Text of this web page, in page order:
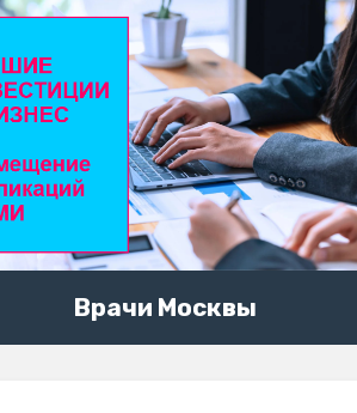
Врачи Москвы